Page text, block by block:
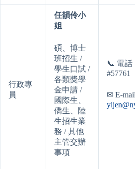
行政專
員
任韻伶小
姐
碩、博士
班招生 /
學生口試 /
各類獎學
金申請 /
國際生、
僑生、陸
生招生業
務 / 其他
主管交辦
事項
📞 電話
#57761
✉ E-